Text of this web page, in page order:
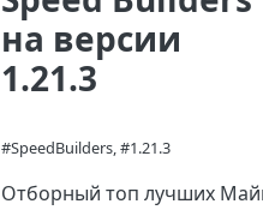
на версии
1.21.3
#SpeedBuilders, #1.21.3
Отборный топ лучших